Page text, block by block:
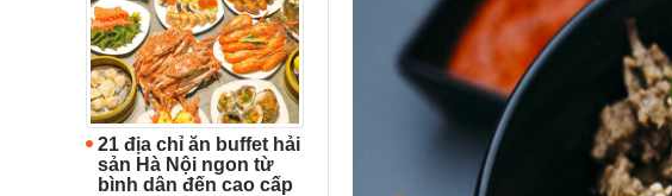
21 địa chỉ ăn buffet hải
sản Hà Nội ngon từ
bình dân đến cao cấp